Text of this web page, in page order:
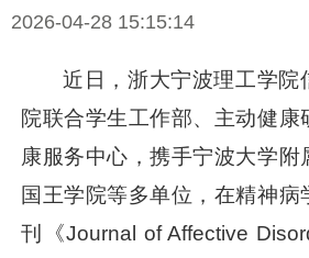
2026-04-28 15:15:14
近日，浙大宁波理工学院
院联合学生工作部、主动健康
康服务中心，携手宁波大学附
国王学院等多单位，在精神病
刊《Journal of Affective